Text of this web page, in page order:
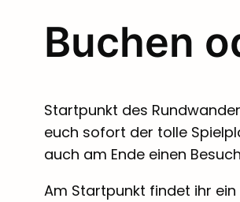
Buchen
Startpunkt des
euch sofort der tolle
auch am Ende einen
Am Startpunkt findet ihr